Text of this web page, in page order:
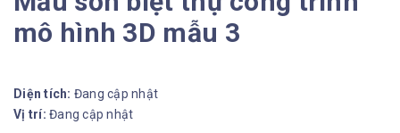
mô hình 3D mẫu 3
Diện tích: Đang cập nhật
Vị trí: Đang cập nhật